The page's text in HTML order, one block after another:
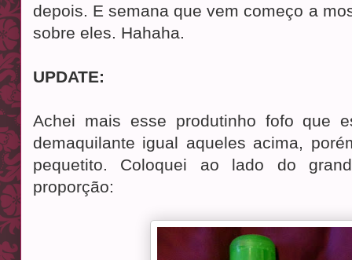
depois. E semana que vem começo a
sobre eles. Hahaha.
UPDATE:
Achei mais esse produtinho fofo que
demaquilante igual aqueles acima,
pequetito. Coloquei ao lado do
proporção: